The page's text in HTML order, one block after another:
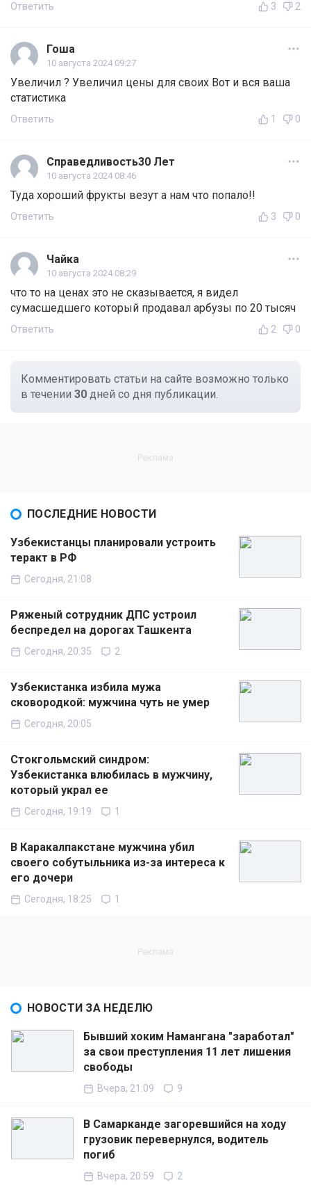
Ответить 3 2
Гоша
10 августа 2024 09:27
Увеличил ? Увеличил цены для своих Вот и вся ваша
статистика
Ответить 1 0
Справедливость30 Лет
10 августа 2024 08:46
Туда хороший фрукты везут а нам что попало!!
Ответить 3 0
Чайка
10 августа 2024 08:29
что то на ценах это не сказывается, я видел
сумасшедшего который продавал арбузы по 20 тысяч
Ответить 2 0
Комментировать статьи на сайте возможно только
в течении 30 дней со дня публикации.
ПОСЛЕДНИЕ НОВОСТИ
Узбекистанцы планировали устроить
теракт в РФ
Сегодня, 21:08
Ряженый сотрудник ДПС устроил
беспредел на дорогах Ташкента
Сегодня, 20:35 2
Узбекистанка избила мужа
сковородкой: мужчина чуть не умер
Сегодня, 20:05
Стокгольмский синдром:
Узбекистанка влюбилась в мужчину,
который украл ее
Сегодня, 19:19 1
В Каракалпакстане мужчина убил
своего собутыльника из-за интереса к
его дочери
Сегодня, 18:25 1
НОВОСТИ ЗА НЕДЕЛЮ
Бывший хоким Намангана "заработал"
за свои преступления 11 лет лишения
свободы
Вчера, 21:09 9
В Самарканде загоревшийся на ходу
грузовик перевернулся, водитель
погиб
Вчера, 20:59 2